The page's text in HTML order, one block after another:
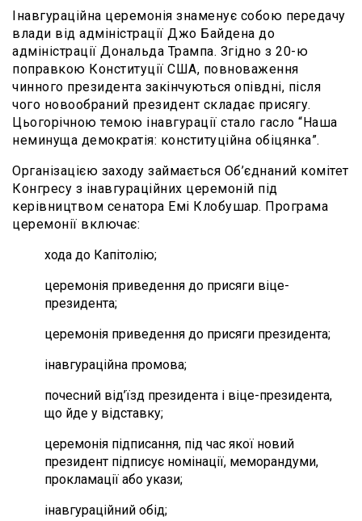
Інавгураційна церемонія знаменує собою передачу
влади від адміністрації Джо Байдена до
адміністрації Дональда Трампа. Згідно з 20-ю
поправкою Конституції США, повноваження
чинного президента закінчуються опівдні, після
чого новообраний президент складає присягу.
Цьогорічною темою інавгурації стало гасло “Наша
неминуща демократія: конституційна обіцянка”.
Організацією заходу займається Об’єднаний комітет
Конгресу з інавгураційних церемоній під
керівництвом сенатора Емі Клобушар. Програма
церемонії включає:
хода до Капітолію;
церемонія приведення до присяги віце-
президента;
церемонія приведення до присяги президента;
інавгураційна промова;
почесний від’їзд президента і віце-президента,
що йде у відставку;
церемонія підписання, під час якої новий
президент підписує номінації, меморандуми,
прокламації або укази;
інавгураційний обід;